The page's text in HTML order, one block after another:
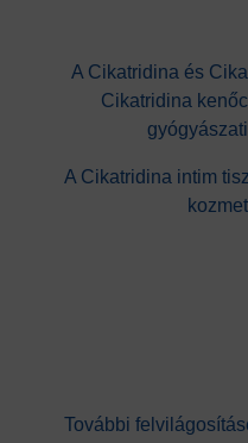
A Cikatridina és
Cikatridina
A Cikatridina intim
További